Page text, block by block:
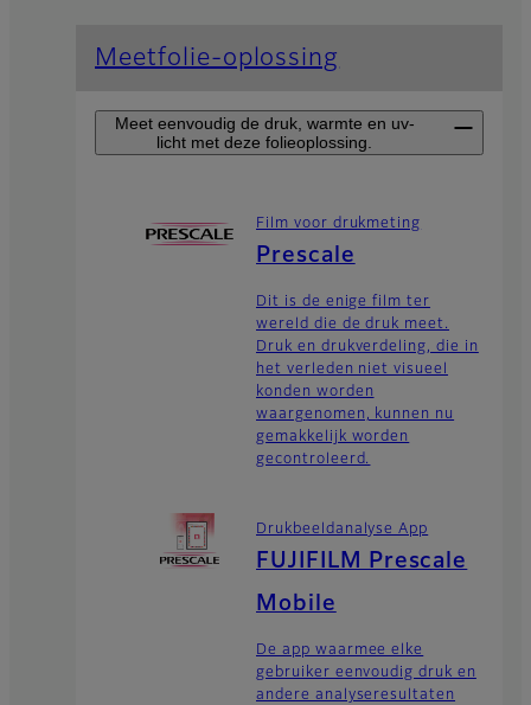
Meetfolie-oplossing
Meet eenvoudig de druk, warmte en uv-
licht met deze folieoplossing.
Film voor drukmeting
Prescale
Dit is de enige film ter
wereld die de druk meet.
Druk en drukverdeling, die in
het verleden niet visueel
konden worden
waargenomen, kunnen nu
gemakkelijk worden
gecontroleerd.
Drukbeeldanalyse App
FUJIFILM Prescale
Mobile
De app waarmee elke
gebruiker eenvoudig druk en
andere analyseresultaten